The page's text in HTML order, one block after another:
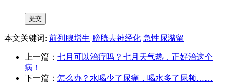
本文关键词: 前列腺增生 膀胱去神经化 急性尿潴留
上一篇： 七月可以治疗吗？七月天气热，正好治这个
病！
下一篇： 怎么办？水喝少了尿痛，喝水多了尿频……